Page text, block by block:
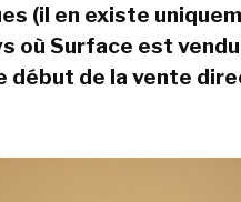
(il en existe
où Surface est
début de la vente